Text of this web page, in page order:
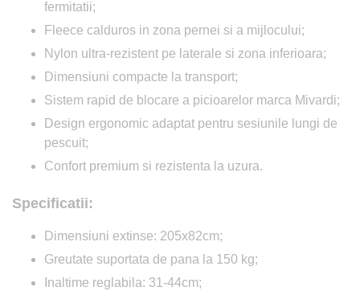
fermitatii;
Fleece calduros in zona pernei si a mijlocului;
Nylon ultra-rezistent pe laterale si zona inferioara;
Dimensiuni compacte la transport;
Sistem rapid de blocare a picioarelor marca Mivardi;
Design ergonomic adaptat pentru sesiunile lungi de
pescuit;
Confort premium si rezistenta la uzura.
Specificatii:
Dimensiuni extinse: 205x82cm;
Greutate suportata de pana la 150 kg;
Inaltime reglabila: 31-44cm;